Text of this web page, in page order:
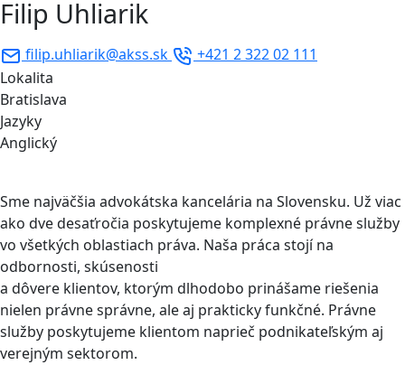
Filip Uhliarik
filip.uhliarik@akss.sk
+421 2 322 02 111
Lokalita
Bratislava
Jazyky
Anglický
Sme najväčšia advokátska kancelária na Slovensku. Už viac
ako dve desaťročia poskytujeme komplexné právne služby
vo všetkých oblastiach práva. Naša práca stojí na
odbornosti, skúsenosti
a dôvere klientov, ktorým dlhodobo prinášame riešenia
nielen právne správne, ale aj prakticky funkčné. Právne
služby poskytujeme klientom naprieč podnikateľským aj
verejným sektorom.